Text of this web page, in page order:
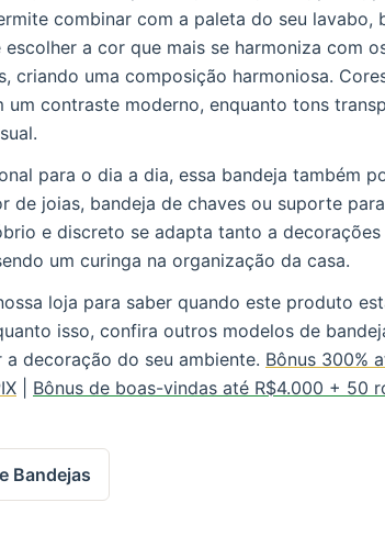
combinar com a paleta do seu lavabo,
a cor que mais se harmoniza com
criando uma composição harmoniosa.
contraste moderno, enquanto tons
para o dia a dia, essa bandeja também
de joias, bandeja de chaves ou suporte
e discreto se adapta tanto a decorações
um curinga na organização da casa.
loja para saber quando este produto
isso, confira outros modelos de
decoração do seu ambiente. Bônus 300%
Bônus de boas-vindas até R$4.000 + 50
Bandejas